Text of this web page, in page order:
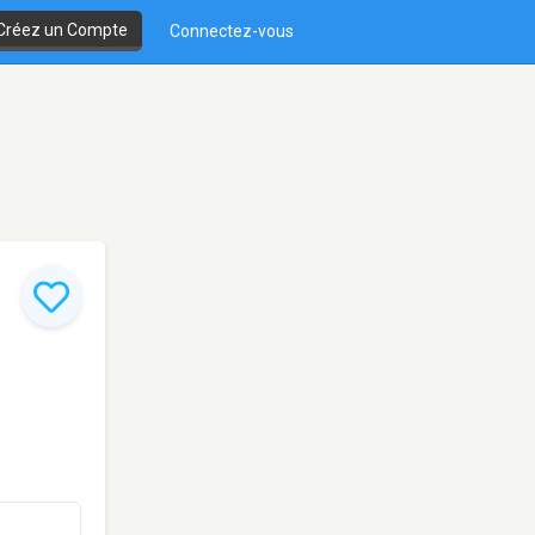
un Compte Connectez-vous